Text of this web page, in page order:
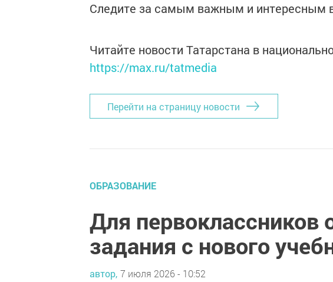
Следите за самым важным и интересным
Читайте новости Татарстана в
https://max.ru/tatmedia
Перейти на страницу новости
ОБРАЗОВАНИЕ
Для
задания с нового
автор, 7 июля 2026 - 10:52